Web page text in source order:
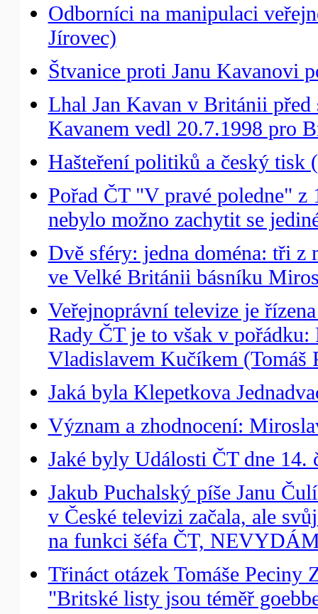
Odborníci na manipulaci
Jírovec)
Štvanice proti Janu Kavanovi
Lhal Jan Kavan v Británii před
Kavanem vedl 20.7.1998 pro
Hašteření politiků a český tisk
Pořad ČT "V pravé poledne" z
nebylo možno zachytit se
Dvě sféry: jedna doména: tři z
ve Velké Británii básníku
Veřejnoprávní televize je
Rady ČT je to však v pořádku:
Vladislavem Kučíkem (Tomáš
Jaká byla Klepetkova
Význam a zhodnocení:
Jaké byly Události ČT dne 14.
Jakub Puchalský píše Janu
v České televizi začala, ale
na funkci šéfa ČT,
Třináct otázek Tomáše Peciny
"Britské listy jsou téměř